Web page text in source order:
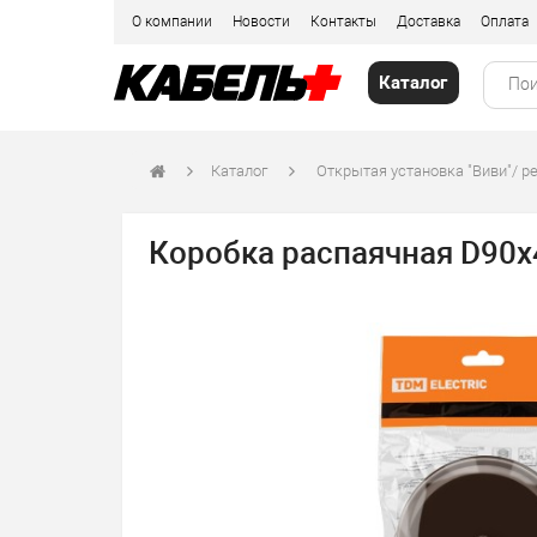
О компании Новости Контакты Доставка Оплата
Каталог
Каталог Открытая установка "Виви"/
Коробка распаячная